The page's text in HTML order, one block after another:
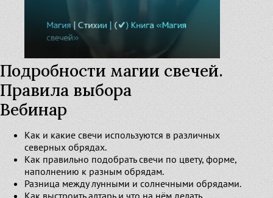
Подробности магии свечей.
Правила выбора
Вебинар
Как и какие свечи используются в различных
северных обрядах.
Как правильно подобрать свечи по цвету, форме,
наполнению к разным обрядам.
Разница между лунными и солнечными обрядами.
Как выстроить алтарь и что на нём делать.